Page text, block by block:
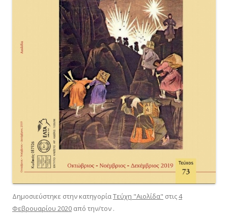
Δημοσιεύστηκε στην κατηγορίαΤεύχη "Αιολίδα" στις4
Φεβρουαρίου 2020 από την/τον .